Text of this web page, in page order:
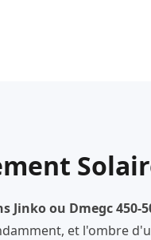
ou Dmegc 450-
et l'ombre